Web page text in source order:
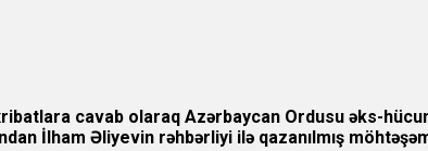
cavab olaraq Azərbaycan Ordusu əks-
İlham Əliyevin rəhbərliyi ilə qazanılmış